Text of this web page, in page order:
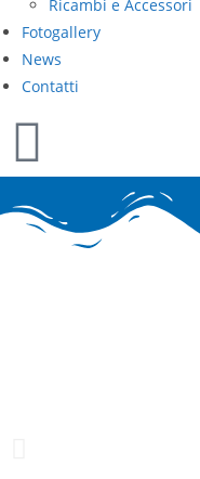
Ricambi e Accessori
Fotogallery
News
Contatti